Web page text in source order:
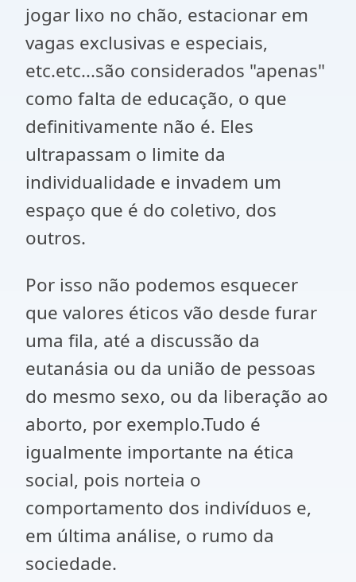
jogar lixo no chão, estacionar em
vagas exclusivas e especiais,
etc.etc...são considerados "apenas"
como falta de educação, o que
definitivamente não é. Eles
ultrapassam o limite da
individualidade e invadem um
espaço que é do coletivo, dos
outros.
Por isso não podemos esquecer
que valores éticos vão desde furar
uma fila, até a discussão da
eutanásia ou da união de pessoas
do mesmo sexo, ou da liberação ao
aborto, por exemplo.Tudo é
igualmente importante na ética
social, pois norteia o
comportamento dos indivíduos e,
em última análise, o rumo da
sociedade.